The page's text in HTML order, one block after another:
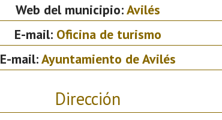
Web del municipio:Avilés
E-mail: Oficina de turismo
E-mail:Ayuntamiento de Avilés
Dirección